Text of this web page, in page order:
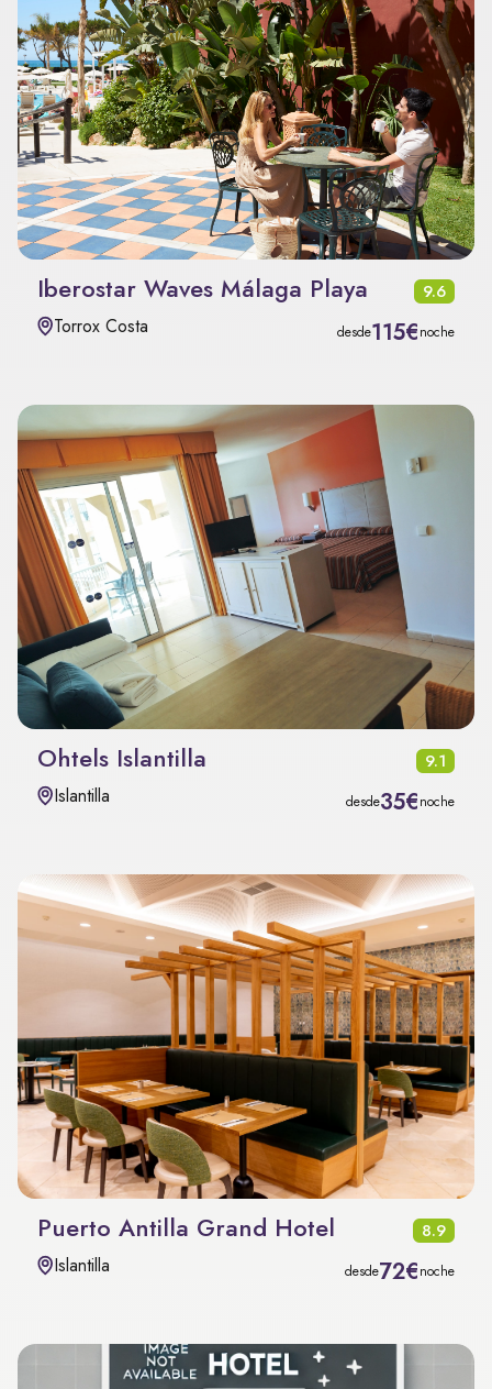
Iberostar Waves Málaga Playa 9.6
Torrox Costa desde115€noche
Ohtels Islantilla 9.1
Islantilla desde35€noche
Puerto Antilla Grand Hotel 8.9
Islantilla desde72€noche